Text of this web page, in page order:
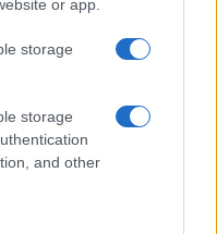
or app.
storage
storage
and other